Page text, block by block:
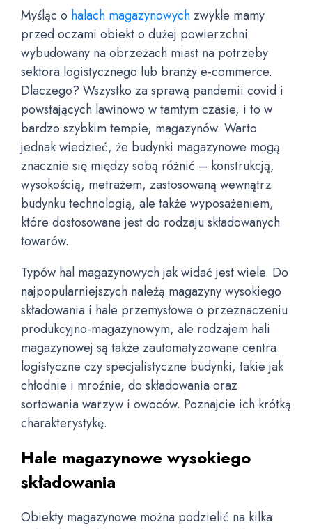
Myśląc o halach magazynowychzwykle mamy
przed oczami obiekt o dużej powierzchni
wybudowany na obrzeżach miast na potrzeby
sektora logistycznego lub branży e-commerce.
Dlaczego? Wszystko za sprawą pandemii covid i
powstających lawinowo w tamtym czasie, i to w
bardzo szybkim tempie, magazynów. Warto
jednak wiedzieć, że budynki magazynowe mogą
znacznie się między sobą różnić – konstrukcją,
wysokością, metrażem, zastosowaną wewnątrz
budynku technologią, ale także wyposażeniem,
które dostosowane jest do rodzaju składowanych
towarów.
Typów hal magazynowych jak widać jest wiele. Do
najpopularniejszych należą magazyny wysokiego
składowania i hale przemysłowe o przeznaczeniu
produkcyjno-magazynowym, ale rodzajem hali
magazynowej są także zautomatyzowane centra
logistyczne czy specjalistyczne budynki, takie jak
chłodnie i mroźnie, do składowania oraz
sortowania warzyw i owoców. Poznajcie ich krótką
charakterystykę.
Hale magazynowe wysokiego
składowania
Obiekty magazynowe można podzielić na kilka